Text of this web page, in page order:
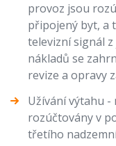
provoz jsou
připojený byt, a
televizní signál z
nákladů se
revize a opravy
Užívání výtahu -
rozúčtovány v
třetího